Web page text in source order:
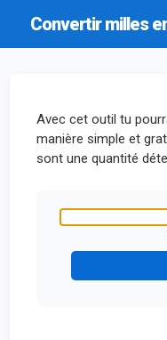
Convertir milles
Avec cet outil tu
manière simple et
sont une quantité